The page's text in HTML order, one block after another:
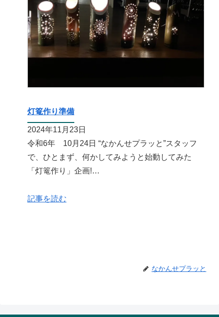
灯篭作り準備
2024年11月23日
令和6年 10月24日 “なかんせプラッと”スタッフ
で、ひとまず、何かしてみようと始動してみた
「灯篭作り」企画!…
記事を読む
なかんせプラッと